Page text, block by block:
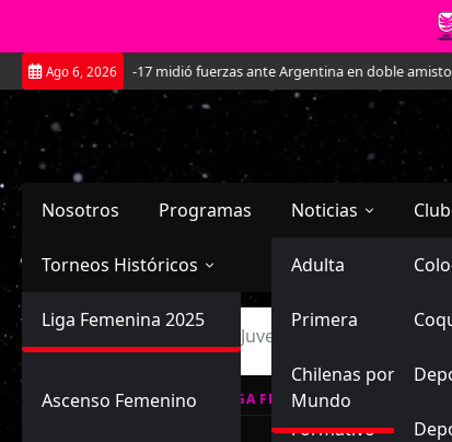
Saltar
al
contenido
Ago 6, 2026
La Roja Sub-17 midió fuerzas ante Argentina en doble amistoso en
Nosotros Programas Noticias
Selección Chilena
Adulta
Sub-20
Sub-17
Futbol Nacional
Primera
Ascenso
Formativo
Futbol
Chilenas por el
Mundo
Torneos Históricos
Primera División
Femenina
Liga Femenina 2025
Ascenso Femenino
Inicio Unión La Calera Juvenil vs Trasandino
LIGA FEMENINA,